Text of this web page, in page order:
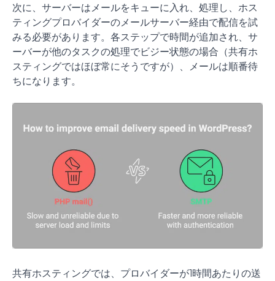
次に、サーバーはメールをキューに入れ、処理し、ホス
ティングプロバイダーのメールサーバー経由で配信を試
みる必要があります。各ステップで時間が追加され、サ
ーバーが他のタスクの処理でビジー状態の場合（共有ホ
スティングではほぼ常にそうですが）、メールは順番待
ちになります。
共有ホスティングでは、プロバイダーが1時間あたりの送